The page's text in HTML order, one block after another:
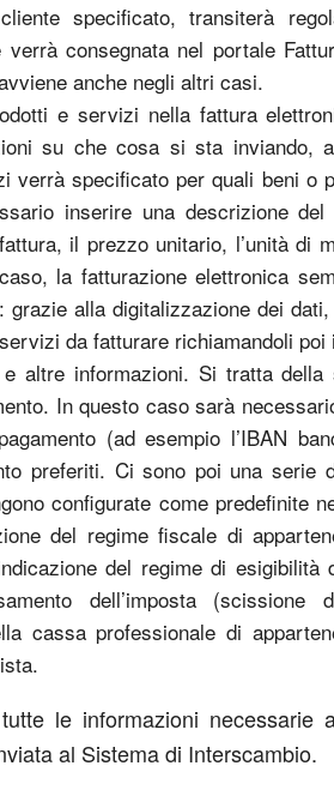
specificato, transiterà
verrà consegnata nel portale
anche negli altri casi.
e servizi nella fattura
su che cosa si sta inviando,
verrà specificato per quali beni o
inserire una descrizione
il prezzo unitario, l’unità di
la fatturazione elettronica
grazie alla digitalizzazione dei
da fatturare richiamandoli
altre informazioni. Si tratta
In questo caso sarà
(ad esempio l’IBAN
preferiti. Ci sono poi una serie
configurate come predefinite
del regime fiscale di
del regime di
dell’imposta
cassa professionale di
le informazioni necessarie
al Sistema di Interscambio.